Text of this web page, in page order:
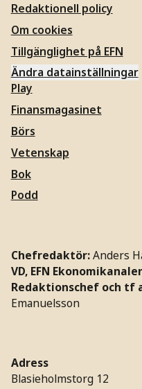
Redaktionell policy
Om cookies
Tillgänglighet på EFN
Ändra datainställningar
Play
Finansmagasinet
Börs
Vetenskap
Bok
Podd
Chefredaktör:Anders
VD, EFN
Redaktionschef och tf
Emanuelsson
Adress
Blasieholmstorg 12